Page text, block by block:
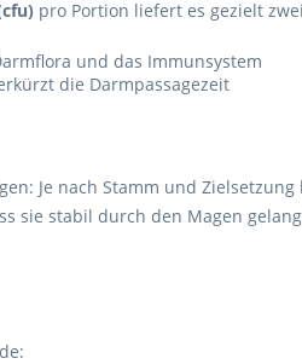
pro Portion liefert es gezielt
und das Immunsystem
die Darmpassagezeit
Je nach Stamm und
stabil durch den Magen